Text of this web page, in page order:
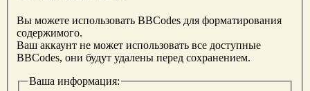
Вы можете использовать BBCodes для форматирования
содержимого.
Ваш аккаунт не может использовать все доступные
BBCodes, они будут удалены перед сохранением.
Ваша информация: